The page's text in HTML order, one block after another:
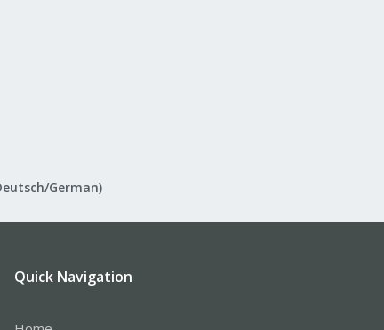
German)
Quick Navigation